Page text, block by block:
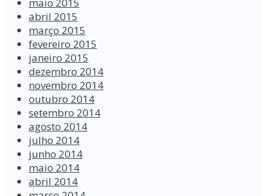
abril 2015
março 2015
fevereiro 2015
janeiro 2015
dezembro 2014
novembro 2014
outubro 2014
setembro 2014
agosto 2014
julho 2014
junho 2014
maio 2014
abril 2014